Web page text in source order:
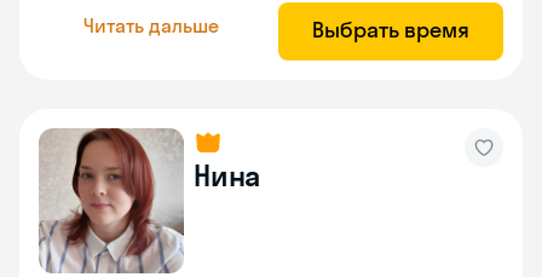
Читать дальше Выбрать время
Нина